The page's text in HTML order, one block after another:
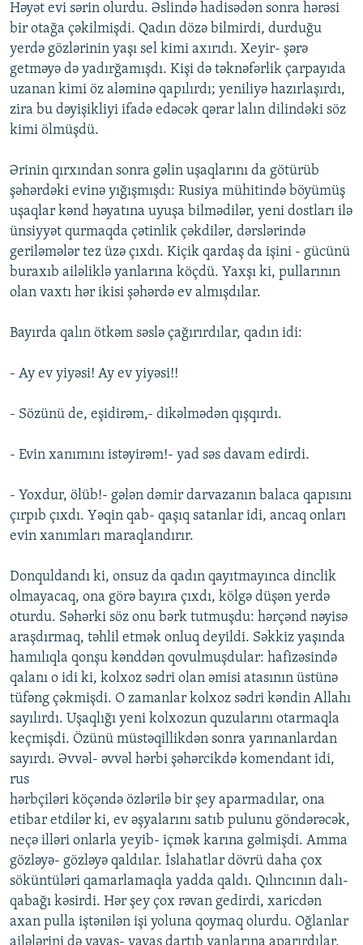
Həyət evi sərin olurdu. Əslində hadisədən sonra hərəsi
bir otağa çəkilmişdi. Qadın dözə bilmirdi, durduğu
yerdə gözlərinin yaşı sel kimi axırıdı. Xeyir- şərə
getməyə də yadırğamışdı. Kişi də təknəfərlik çarpayıda
uzanan kimi öz aləminə qapılırdı; yeniliyə hazırlaşırdı,
zira bu dəyişikliyi ifadə edəcək qərar lalın dilindəki söz
kimi ölmüşdü.
Ərinin qırxından sonra gəlin uşaqlarını da götürüb
şəhərdəki evinə yığışmışdı: Rusiya mühitində böyümüş
uşaqlar kənd həyatına uyuşa bilmədilər, yeni dostları ilə
ünsiyyət qurmaqda çətinlik çəkdilər, dərslərində
geriləmələr tez üzə çıxdı. Kiçik qardaş da işini - gücünü
buraxıb ailəliklə yanlarına köçdü. Yaxşı ki, pullarının
olan vaxtı hər ikisi şəhərdə ev almışdılar.
Bayırda qalın ötkəm səslə çağırırdılar, qadın idi:
- Ay ev yiyəsi! Ay ev yiyəsi!!
- Sözünü de, eşidirəm,- dikəlmədən qışqırdı.
- Evin xanımını istəyirəm!- yad səs davam edirdi.
- Yoxdur, ölüb!- gələn dəmir darvazanın balaca qapısını
çırpıb çıxdı. Yəqin qab- qaşıq satanlar idi, ancaq onları
evin xanımları maraqlandırır.
Donquldandı ki, onsuz da qadın qayıtmayınca dinclik
olmayacaq, ona görə bayıra çıxdı, kölgə düşən yerdə
oturdu. Səhərki söz onu bərk tutmuşdu: hərçənd nəyisə
araşdırmaq, təhlil etmək onluq deyildi. Səkkiz yaşında
hamılıqla qonşu kənddən qovulmuşdular: hafizəsində
qalanı o idi ki, kolxoz sədri olan əmisi atasının üstünə
tüfəng çəkmişdi. O zamanlar kolxoz sədri kəndin Allahı
sayılırdı. Uşaqlığı yeni kolxozun quzularını otarmaqla
keçmişdi. Özünü müstəqillikdən sonra yarınanlardan
sayırdı. Əvvəl- əvvəl hərbi şəhərcikdə komendant idi,
rus
hərbçiləri köçəndə özlərilə bir şey aparmadılar, ona
etibar etdilər ki, ev əşyalarını satıb pulunu göndərəcək,
neçə illəri onlarla yeyib- içmək karına gəlmişdi. Amma
gözləyə- gözləyə qaldılar. İslahatlar dövrü daha çox
söküntüləri qamarlamaqla yadda qaldı. Qılıncının dalı-
qabağı kəsirdi. Hər şey çox rəvan gedirdi, xaricdən
axan pulla iştənilən işi yoluna qoymaq olurdu. Oğlanlar